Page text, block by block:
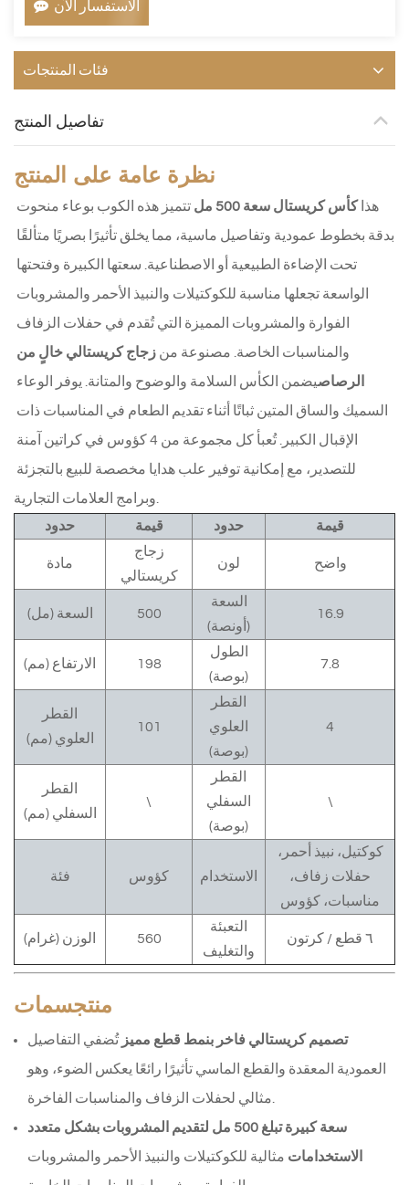
الاستفسار الآن
فئات المنتجات
تفاصيل المنتج
نظرة عامة على المنتج
هذا كأس كريستال سعة 500 مل
والمناسبات الخاصة. مصنوعة من
الرصاص
حدود
قيمة حدود قيمة
مادة
زجاج
كريستالي
لون واضح
السعة (مل) 500
السعة
(أونصة)
16.9
الارتفاع (مم) 198
الطول
(بوصة)
7.8
القطر
العلوي (مم)
101
القطر
العلوي
(بوصة)
4
القطر
السفلي (مم)
\
القطر
السفلي
(بوصة)
\
فئة كؤوس الاستخدام
كوكتيل، نبيذ أحمر،
حفلات زفاف،
مناسبات، كؤوس
الوزن (غرام) 560
التعبئة
والتغليف
٦ قطع / كرتون
منتجسمات
تصميم كريستالي فاخر بنمط قطع مميز تُضفي التفاصيل
العمودية المعقدة والقطع الماسي تأثيرًا رائعًا يعكس الضوء، وهو
سعة كبيرة تبلغ 500 مل لتقديم المشروبات بشكل متعدد
الاستخدامات مثالية للكوكتيلات والنبيذ الأحمر والمشروبات